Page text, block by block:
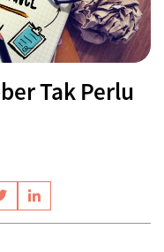
Tak Perlu